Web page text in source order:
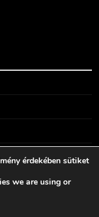
2026. -
malac tartása -
érdekében sütiket
we are using or